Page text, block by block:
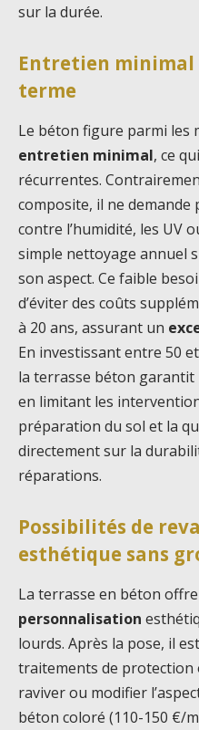
sur la durée.
Entretien minimal
terme
Le béton figure parmi les
entretien minimal, ce
récurrentes.
composite, il ne
contre l’humidité, les UV
simple nettoyage annuel
son aspect. Ce faible
d’éviter des coûts
à 20 ans, assurant un
En investissant entre 50
la terrasse béton
en limitant les
préparation du sol et la
directement sur la
réparations.
Possibilités de
esthétique sans
La terrasse en béton
personnalisation
lourds. Après la pose, il
traitements de
raviver ou modifier
béton coloré (110-150 €/